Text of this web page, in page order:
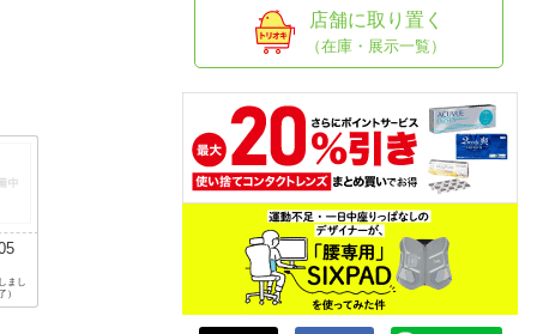
105
まし
）
店舗に取り置く
（在庫・展示一覧）